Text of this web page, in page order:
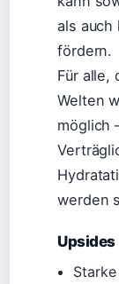
als auch
fördern.
Für alle,
Welten
möglich
werden
Upsides